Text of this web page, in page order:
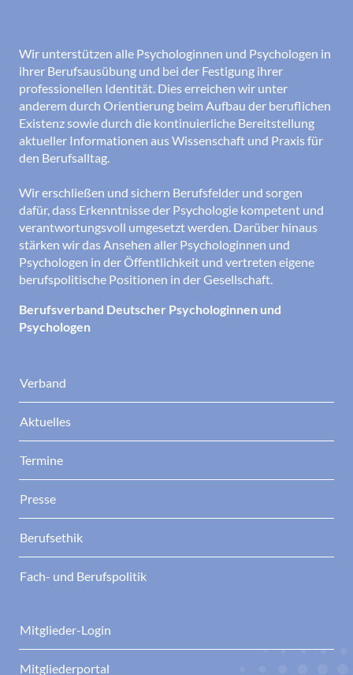
Wir unterstützen alle Psychologinnen und Psychologen in
ihrer Berufsausübung und bei der Festigung ihrer
professionellen Identität. Dies erreichen wir unter
anderem durch Orientierung beim Aufbau der beruflichen
Existenz sowie durch die kontinuierliche Bereitstellung
aktueller Informationen aus Wissenschaft und Praxis für
den Berufsalltag.
Wir erschließen und sichern Berufsfelder und sorgen
dafür, dass Erkenntnisse der Psychologie kompetent und
verantwortungsvoll umgesetzt werden. Darüber hinaus
stärken wir das Ansehen aller Psychologinnen und
Psychologen in der Öffentlichkeit und vertreten eigene
berufspolitische Positionen in der Gesellschaft.
Berufsverband Deutscher Psychologinnen und
Psychologen
Verband
Aktuelles
Termine
Presse
Berufsethik
Fach- und Berufspolitik
Mitglieder-Login
Mitgliederportal